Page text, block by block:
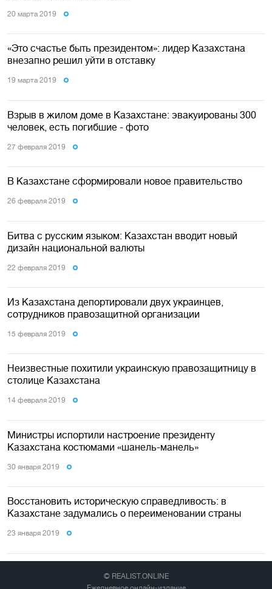
20 марта 2019
«Это счастье быть президентом»: лидер Казахстана
внезапно решил уйти в отставку
19 марта 2019
Взрыв в жилом доме в Казахстане: эвакуированы 300
человек, есть погибшие - фото
27 февраля 2019
В Казахстане сформировали новое правительство
26 февраля 2019
Битва с русским языком: Казахстан вводит новый
дизайн национальной валюты
22 февраля 2019
Из Казахстана депортировали двух украинцев,
сотрудников правозащитной организации
15 февраля 2019
Неизвестные похитили украинскую правозащитницу в
столице Казахстана
14 февраля 2019
Министры испортили настроение президенту
Казахстана костюмами «шанель-манель»
30 января 2019
Восстановить историческую справедливость: в
Казахстане задумались о переименовании страны
23 января 2019
© REALIST.ONLINE